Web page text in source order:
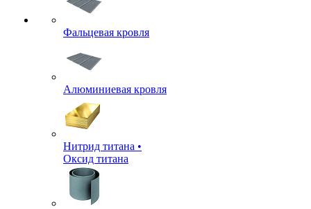
Фальцевая кровля
Алюминиевая кровля
Нитрид титана •
Оксид титана